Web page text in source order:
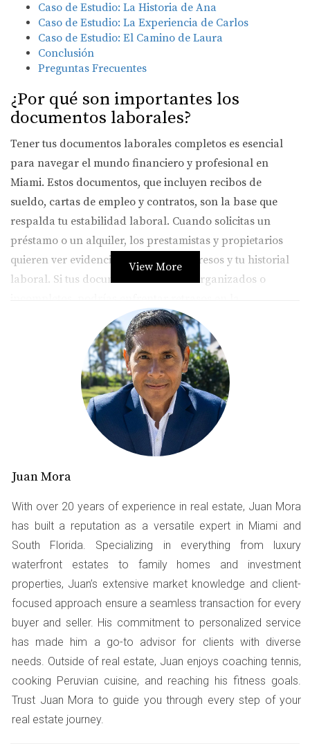
Caso de Estudio: La Historia de Ana
Caso de Estudio: La Experiencia de Carlos
Caso de Estudio: El Camino de Laura
Conclusión
Preguntas Frecuentes
¿Por qué son importantes los
documentos laborales?
Tener tus documentos laborales completos es esencial
para navegar el mundo financiero y profesional en
Miami. Estos documentos, que incluyen recibos de
sueldo, cartas de empleo y contratos, son la base que
respalda tu estabilidad laboral. Cuando solicitas un
préstamo o un alquiler, los prestamistas y propietarios
quieren ver evidencia clara de tus ingresos y tu historial
laboral. Si tus documentos están desorganizados o
aprobación o incluso ser rechazado. Esto puede ser
frustrante y desalentador, especialmente si estás
buscando una nueva casa o un préstamo para un
negocio. Además, contar con tus documentos en orden
no solo mejora tus posibilidades ante prestamistas;
también genera confianza. Los empleadores valoran a
los candidatos que presentan información clara y
precisa sobre su historial laboral. Esto puede marcar la
diferencia entre conseguir ese trabajo soñado o perder
documentos laborales completos no es solo una cuestión
administrativa; es una inversión en tu futuro financiero y
profesional.
Caso de Estudio: La Historia de Ana
Ana es una joven profesional que se mudó a Miami con
grandes sueños. Al principio, su enfoque estaba en
disfrutar la vida en la ciudad; sin embargo, pronto se dio
cuenta de que necesitaba un apartamento propio.
Cuando comenzó a buscar uno, se dio cuenta de que sus
documentos laborales estaban desorganizados. No tenía
copias actualizadas de sus recibos de sueldo ni una carta
View More
Juan Mora
With over 20 years of experience in real estate, Juan Mora
has built a reputation as a versatile expert in Miami and
South Florida. Specializing in everything from luxury
waterfront estates to family homes and investment
properties, Juan’s extensive market knowledge and client-
focused approach ensure a seamless transaction for every
buyer and seller. His commitment to personalized service
has made him a go-to advisor for clients with diverse
needs. Outside of real estate, Juan enjoys coaching tennis,
cooking Peruvian cuisine, and reaching his fitness goals.
Trust Juan Mora to guide you through every step of your
real estate journey.